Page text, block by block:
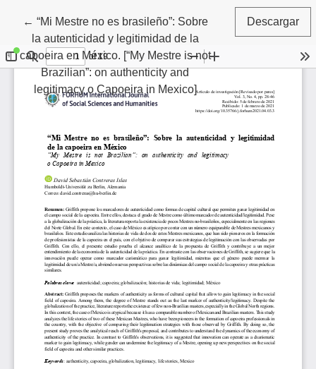
← Volver a los detalles del artículo
“Mi Mestre no es brasileño”: Sobre
la autenticidad y legitimidad de la
capoeira en México. [“My Mestre is not
Brazilian”: on authenticity and
legitimacy o Capoeira in Mexico]
Descargar